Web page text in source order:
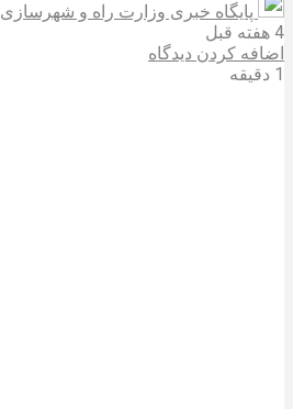
پایگاه خبری وزارت راه و شهرسازی
4 هفته قبل
اضافه کردن دیدگاه
1 دقیقه